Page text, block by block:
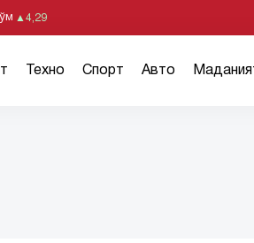
▲ 4,29
Техно Спорт Авто